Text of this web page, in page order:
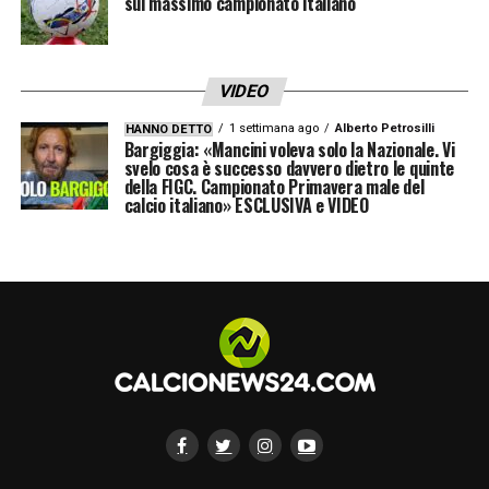
Miami), Enzo Fernández (Chelsea), Nico Paz
(Como), Lo Celso (Betis), Mac Allister
Attaccanti: Thiago Almada (Atletico Madrid),
Giuliano Simeone (Atletico Madrid), Nicolas
Gonzalez (Atletico Madrid), Franco
Lautaro Martínez (Inter)
VIDEO
HANNO DETTO 1 settimana ago Alberto Petrosilli
Bargiggia: «Mancini voleva solo la Nazionale. Vi
svelo cosa è successo davvero dietro le quinte
della FIGC. Campionato Primavera male del
calcio italiano» ESCLUSIVA e VIDEO